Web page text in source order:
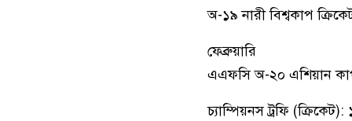
অ-১৯ নারী বিশ্বকাপ
ফেব্রুয়ারি
এএফসি অ-২০ এশিয়ান
চ্যাম্পিয়নস ট্রফি